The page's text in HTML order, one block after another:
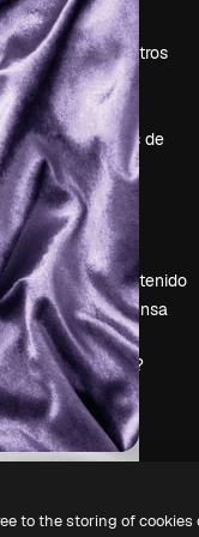
Precios
Sobre nosotros
Reviews
Empleo
Tendencias de
búsqueda
Blog
Eventos
Slidesgo
Vender contenido
Sala de prensa
¿Buscas
magnific.ai?
to the storing of